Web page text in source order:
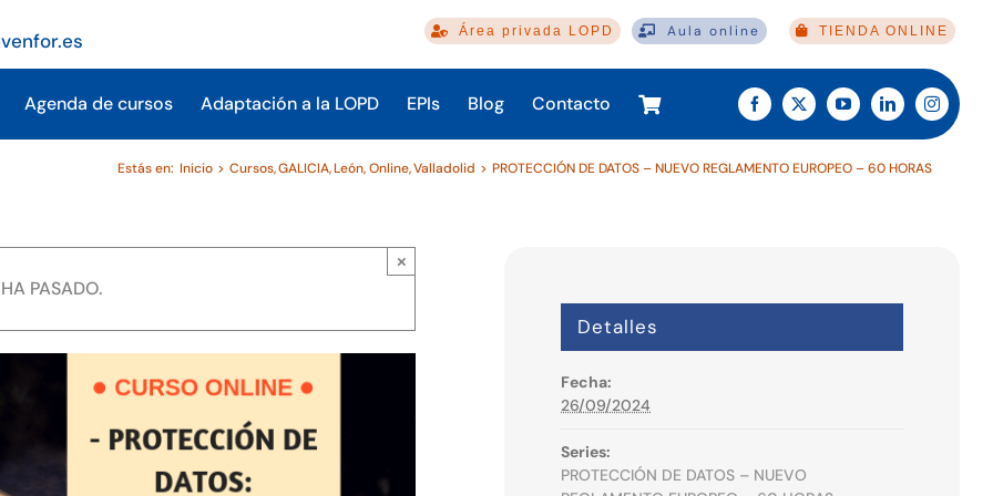
Área privada LOPD Aula online TIENDA ONLINE
Agenda de cursos Adaptación a la LOPD EPIs Blog Contacto
Estás en: Inicio Cursos GALICIA León Online Valladolid PROTECCIÓN DE DATOS – NUEVO REGLAMENTO EUROPEO – 60 HORAS
PASADO.
×
Detalles
Fecha:
26/09/2024
Series:
PROTECCIÓN DE DATOS – NUEVO